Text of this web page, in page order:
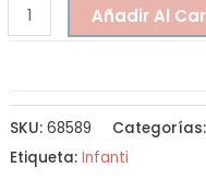
Añadir Al
SKU: 68589 Categorías:
Etiqueta: Infanti